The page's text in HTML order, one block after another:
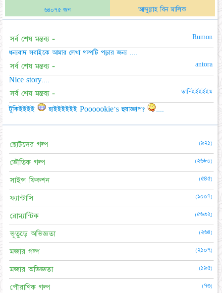
৬৪০৭৫ জন আব্দুল্লাহ বিন মালিক
সর্ব শেষ মন্তব্য - Rumon
ধন্যবাদ সবাইকে আমার লেখা গল্পটি পড়ার জন্য ....
সর্ব শেষ মন্তব্য - antora
Nice story....
সর্ব শেষ মন্তব্য - তানিইইইইইম
টুকিইইইই হাইইইইইই Poooookie's হুয়াজ্জাপ?
ছোটদের গল্প (৯২১)
ভৌতিক গল্প (২৬৮০)
সাইন্স ফিকশন (৫৪৫)
ফ্যান্টাসি (১০০৭)
রোম্যান্টিক (৫৬৩২)
ভূতুড়ে অভিজ্ঞতা (২৬৪)
মজার গল্প (২১০৭)
মজার অভিজ্ঞতা (১৯৫)
পৌরাণিক গল্প (৭৩)